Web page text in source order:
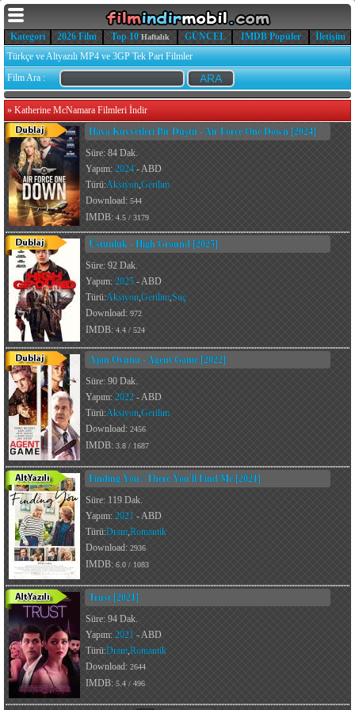
Kategori 2026 Film Top 10 Haftalık GÜNCEL IMDB Popüler
İletişim
Türkçe ve Altyazılı MP4 ve 3GP Tek Part Filmler
Film Ara :
» Katherine McNamara Filmleri İndir
Hava Kuvvetleri Bir Düştü - Air Force One Down [2024]
Süre: 84 Dak.
Yapım: 2024 - ABD
Türü:Aksiyon,Gerilim
Download: 544
IMDB: 4.5 / 3179
Üstünlük - High Ground [2025]
Süre: 92 Dak.
Yapım: 2025 - ABD
Türü:Aksiyon,Gerilim,Suç
Download: 972
IMDB: 4.4 / 524
Ajan Oyunu - Agent Game [2022]
Süre: 90 Dak.
Yapım: 2022 - ABD
Türü:Aksiyon,Gerilim
Download: 2456
IMDB: 3.8 / 1687
Finding You / There You'll Find Me [2021]
Süre: 119 Dak.
Yapım: 2021 - ABD
Türü:Dram,Romantik
Download: 2936
IMDB: 6.0 / 1083
Trust [2021]
Süre: 94 Dak.
Yapım: 2021 - ABD
Türü:Dram,Romantik
Download: 2644
IMDB: 5.4 / 496